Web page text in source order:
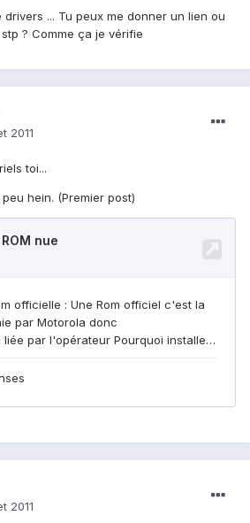
... Tu peux me donner un lien ou
? Comme ça je vérifie
2011
toi...
hein. (Premier post)
2011